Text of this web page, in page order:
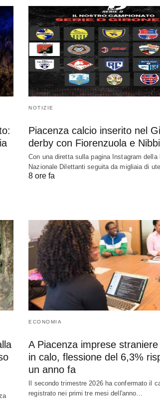
NOTIZIE
Piacenza calcio inserito nel
derby con Fiorenzuola e
Con una diretta sulla pagina Instagram della
Nazionale Dilettanti seguita da migliaia di
8 ore fa
ECONOMIA
A Piacenza imprese
in calo, flessione del 6,3%
un anno fa
Il secondo trimestre 2026 ha confermato il
registrato nei primi tre mesi dell'anno…